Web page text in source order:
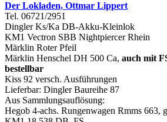
Der Lokladen, Ottmar Lippert
Tel. 06721/2951
Dingler Ks/Ka DB-Akku-Kleinlok
KM1 Vectron SBB Nightpiercer Rhein
Märklin Roter Pfeil
Märklin Henschel DH 500 Ca, auch mit
bestellbar
Kiss 92 versch. Ausführungen
Lieferbar: Dingler Baureihe 87
Aus Sammlungsauflösung:
Hegob 4-achs. Rungenwagen Rmms 663,